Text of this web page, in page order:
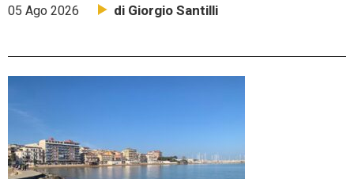
05 Ago 2026 di Giorgio Santilli